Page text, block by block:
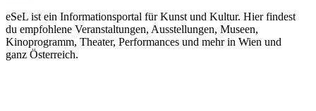
eSeL ist ein Informationsportal für Kunst und Kultur. Hier findest
du empfohlene Veranstaltungen, Ausstellungen, Museen,
Kinoprogramm, Theater, Performances und mehr in Wien und
ganz Österreich.